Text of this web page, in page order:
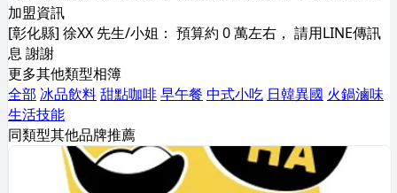
加盟資訊
[彰化縣] 徐XX 先生/小姐： 預算約 0 萬左右， 請用LINE傳訊
息 謝謝
更多其他類型相簿
全部 冰品飲料甜點咖啡早午餐 中式小吃 日韓異國 火鍋滷味
生活技能
同類型其他品牌推薦